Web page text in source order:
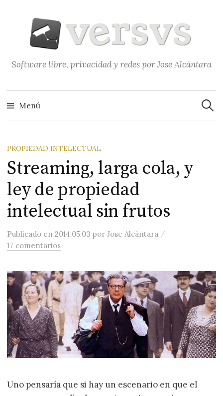
contenido
Software libre, privacidad y redes por Jose Alcántara
Menú
PROPIEDAD INTELECTUAL
Streaming, larga cola, y
ley de propiedad
intelectual sin frutos
Publicado en2014.05.03 porJose Alcántara /
17 comentarios
Uno pensaría que si hay un escenario en que el